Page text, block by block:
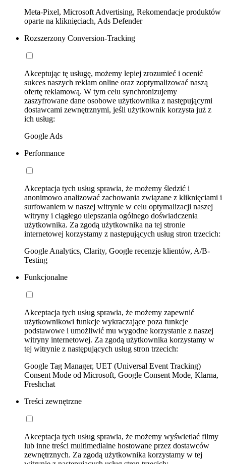
Meta-Pixel, Microsoft Advertising, Rekomendacje produktów
oparte na kliknięciach, Ads Defender
Rozszerzony Conversion-Tracking
Akceptując tę usługę, możemy lepiej zrozumieć i ocenić
sukces naszych reklam online oraz zoptymalizować naszą
ofertę reklamową. W tym celu synchronizujemy
zaszyfrowane dane osobowe użytkownika z następującymi
dostawcami zewnętrznymi, jeśli użytkownik korzysta już z
ich usług:
Google Ads
Performance
Akceptacja tych usług sprawia, że możemy śledzić i
anonimowo analizować zachowania związane z kliknięciami i
surfowaniem w naszej witrynie w celu optymalizacji naszej
witryny i ciągłego ulepszania ogólnego doświadczenia
użytkownika. Za zgodą użytkownika na tej stronie
internetowej korzystamy z następujących usług stron trzecich:
Google Analytics, Clarity, Google recenzje klientów, A/B-
Testing
Funkcjonalne
Akceptacja tych usług sprawia, że możemy zapewnić
użytkownikowi funkcje wykraczające poza funkcje
podstawowe i umożliwić mu wygodne korzystanie z naszej
witryny internetowej. Za zgodą użytkownika korzystamy w
tej witrynie z następujących usług stron trzecich:
Google Tag Manager, UET (Universal Event Tracking)
Consent Mode od Microsoft, Google Consent Mode, Klarna,
Freshchat
Treści zewnętrzne
Akceptacja tych usług sprawia, że możemy wyświetlać filmy
lub inne treści multimedialne hostowane przez dostawców
zewnętrznych. Za zgodą użytkownika korzystamy w tej